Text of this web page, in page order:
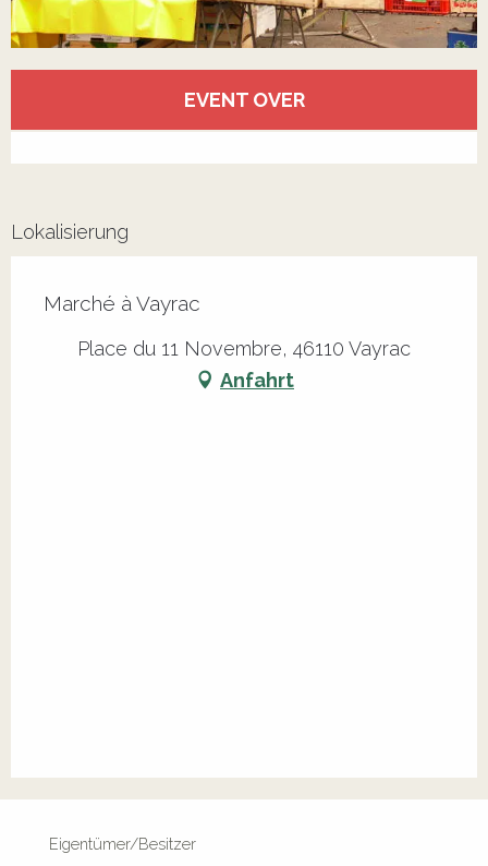
EVENT OVER
Lokalisierung
Marché à Vayrac
Place du 11 Novembre, 46110 Vayrac
Anfahrt
Eigentümer/Besitzer